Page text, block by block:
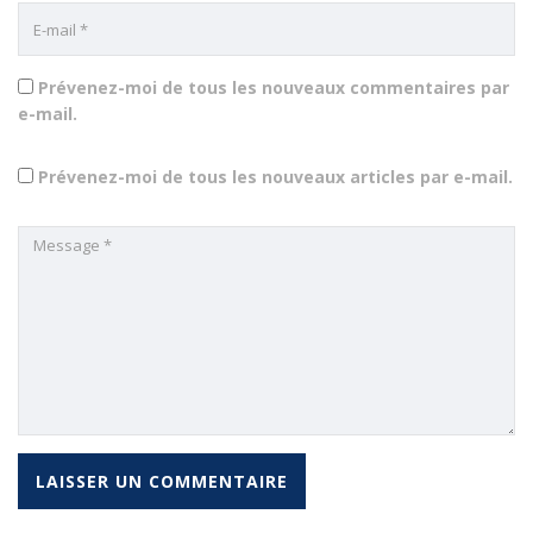
Prévenez-moi de tous les nouveaux commentaires par
e-mail.
Prévenez-moi de tous les nouveaux articles par e-mail.